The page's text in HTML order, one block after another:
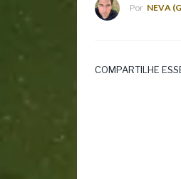
Por NEVA
COMPARTILHE